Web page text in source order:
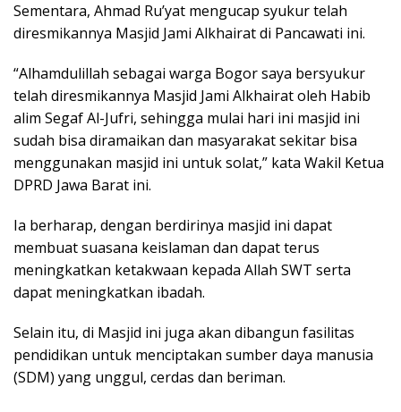
Sementara, Ahmad Ru’yat mengucap syukur telah
diresmikannya Masjid Jami Alkhairat di Pancawati ini.
“Alhamdulillah sebagai warga Bogor saya bersyukur
telah diresmikannya Masjid Jami Alkhairat oleh Habib
alim Segaf Al-Jufri, sehingga mulai hari ini masjid ini
sudah bisa diramaikan dan masyarakat sekitar bisa
menggunakan masjid ini untuk solat,” kata Wakil Ketua
DPRD Jawa Barat ini.
Ia berharap, dengan berdirinya masjid ini dapat
membuat suasana keislaman dan dapat terus
meningkatkan ketakwaan kepada Allah SWT serta
dapat meningkatkan ibadah.
Selain itu, di Masjid ini juga akan dibangun fasilitas
pendidikan untuk menciptakan sumber daya manusia
(SDM) yang unggul, cerdas dan beriman.